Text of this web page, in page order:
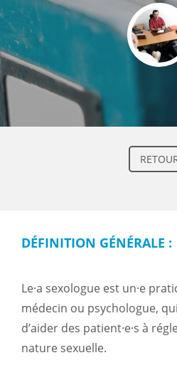
DÉFINITION GÉNÉRALE :
Le·a sexologue est un·e
médecin ou psychologue,
d’aider des patient·e·s à
nature sexuelle.